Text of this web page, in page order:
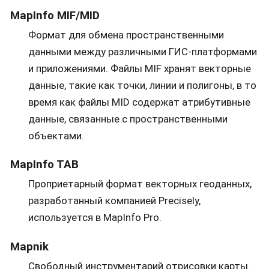
MapInfo MIF/MID
Формат для обмена пространственными
данными между различными ГИС-платформами
и приложениями. Файлы MIF хранят векторные
данные, такие как точки, линии и полигоны, в то
время как файлы MID содержат атрибутивные
данные, связанные с пространственными
объектами.
MapInfo TAB
Проприетарный формат векторных геоданных,
разработанный компанией Precisely,
используется в MapInfo Pro.
Mapnik
Свободный инструментарий отрисовки карты.